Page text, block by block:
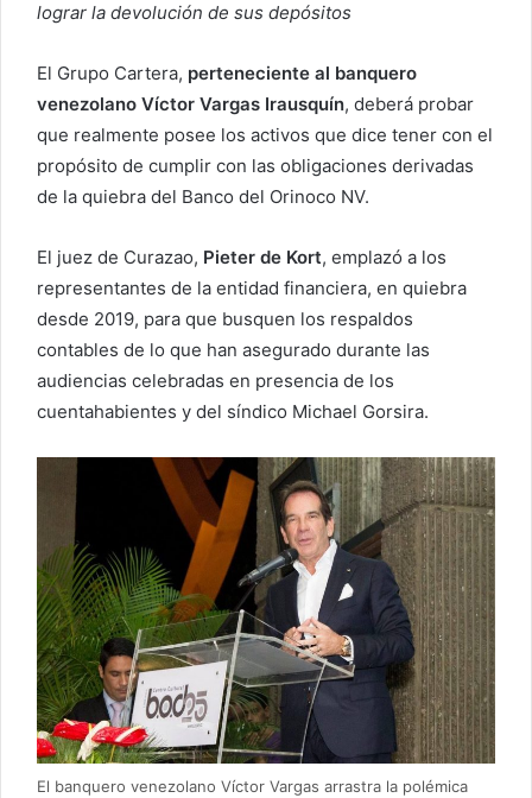
lograr la devolución de sus depósitos
El Grupo Cartera, perteneciente al banquero
venezolano Víctor Vargas Irausquín, deberá probar
que realmente posee los activos que dice tener con el
propósito de cumplir con las obligaciones derivadas
de la quiebra del Banco del Orinoco NV.
El juez de Curazao, Pieter de Kort, emplazó a los
representantes de la entidad financiera, en quiebra
desde 2019, para que busquen los respaldos
contables de lo que han asegurado durante las
audiencias celebradas en presencia de los
cuentahabientes y del síndico Michael Gorsira.
El banquero venezolano Víctor Vargas arrastra la polémica